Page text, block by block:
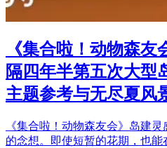
《集合啦！动物森
隔四年半第五次大型
主题参考与无尽夏风
《集合啦！动物森友会》岛建
的念想。即使短暂的花期，也